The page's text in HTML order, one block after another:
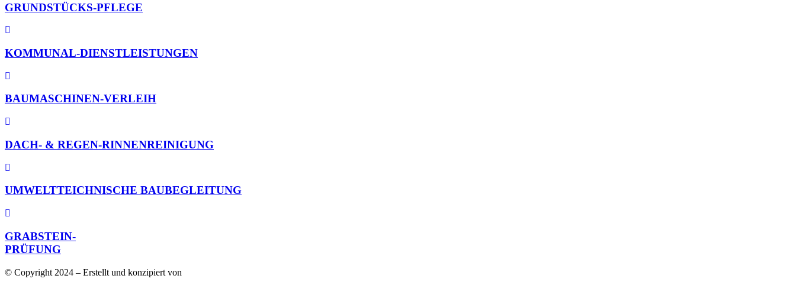
GRUNDSTÜCKS-PFLEGE
KOMMUNAL-DIENSTLEISTUNGEN
BAUMASCHINEN-VERLEIH
DACH- & REGEN-RINNENREINIGUNG
UMWELTTEICHNISCHE BAUBEGLEITUNG
GRABSTEIN-
PRÜFUNG
© Copyright 2024 – Erstellt und konzipiert von